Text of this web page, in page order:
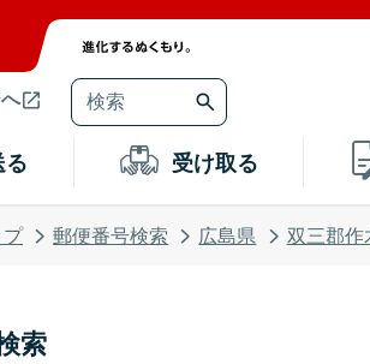
受け取る
郵便番号検索 広島県 双三郡作
索